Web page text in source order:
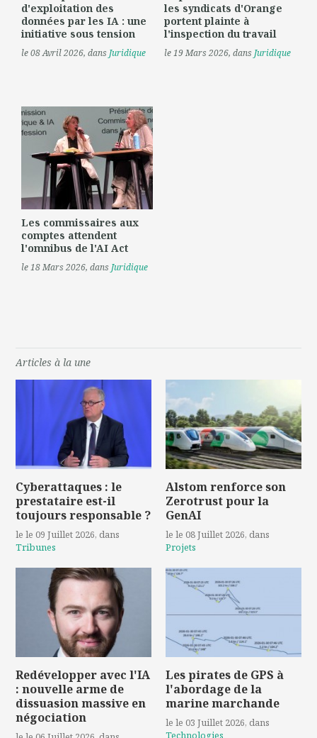
d'exploitation des
données par les IA : une
initiative sous tension
le 08 Avril 2026, dans Juridique
les syndicats d'Orange
portent plainte à
l'inspection du travail
le 19 Mars 2026, dans Juridique
Les commissaires aux
comptes attendent
l'omnibus de l'AI Act
le 18 Mars 2026, dans Juridique
Articles à la une
Cyberattaques : le
prestataire est-il
toujours responsable ?
le le 09 Juillet 2026, dans
Tribunes
Alstom renforce son
Zerotrust pour la
GenAI
le le 08 Juillet 2026, dans
Projets
Redévelopper avec l'IA
: nouvelle arme de
dissuasion massive en
négociation
Les pirates de GPS à
l'abordage de la
marine marchande
le le 03 Juillet 2026, dans
Technologies